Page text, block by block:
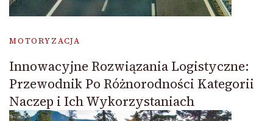
MOTORYZACJA
Innowacyjne Rozwiązania Logistyczne:
Przewodnik Po Różnorodności Kategorii
Naczep i Ich Wykorzystaniach